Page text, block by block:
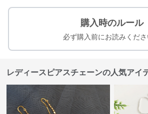
購入時のルール
必ず購入前にお読みくださ
レディースピアスチェーンの人気アイ